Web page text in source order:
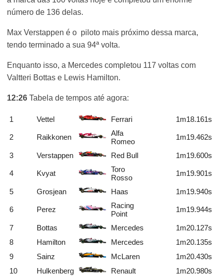
número de 136 delas.
Max Verstappen é o piloto mais próximo dessa marca,
tendo terminado a sua 94ª volta.
Enquanto isso, a Mercedes completou 117 voltas com
Valtteri Bottas e Lewis Hamilton.
12:26 Tabela de tempos até agora:
1 Vettel Ferrari 1m18.161s
2 Raikkonen
Alfa
Romeo
1m19.462s
3 Verstappen Red Bull 1m19.600s
4 Kvyat
Toro
Rosso
1m19.901s
5 Grosjean Haas 1m19.940s
6 Perez
Racing
Point
1m19.944s
7 Bottas Mercedes
1m20.127s
8
Hamilton Mercedes
1m20.135s
9
Sainz McLaren
1m20.430s
10
Hulkenberg Renault
1m20.980s